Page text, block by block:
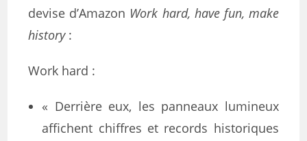
devise d’Amazon Work hard, have fun, make
history :
Work hard :
« Derrière eux, les panneaux lumineux
affichent chiffres et records historiques